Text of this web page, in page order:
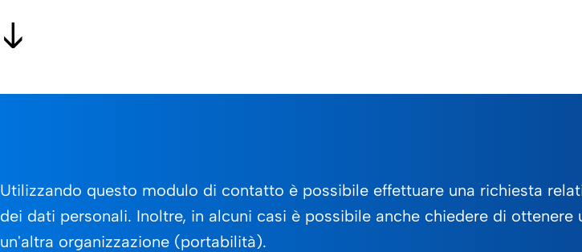
Utilizzando questo modulo di contatto è possibile effettuare una richiesta
dei dati personali. Inoltre, in alcuni casi è possibile anche chiedere di
un'altra organizzazione (portabilità).